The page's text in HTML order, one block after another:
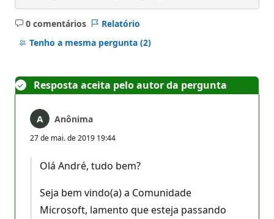
0 comentários
Sem
comentários
Relatório
Tenho a mesma pergunta (2)
Resposta aceita pelo autor da pergunta
Anônima
27 de mai. de 2019 19:44
Olá André, tudo bem?
Seja bem vindo(a) a Comunidade
Microsoft, lamento que esteja passando